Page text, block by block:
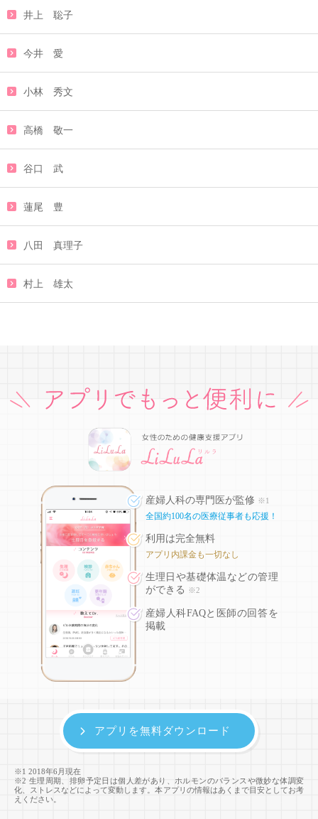
井上 聡子
今井 愛
小林 秀文
高橋 敬一
谷口 武
蓮尾 豊
八田 真理子
村上 雄太
産婦人科の専門医が監修 ※1
全国約100名の医療従事者も応援！
利用は完全無料
アプリ内課金も一切なし
生理日や基礎体温などの管理
ができる
※2
産婦人科FAQと医師の回答を
掲載
※1 2018年6月現在
※2 生理周期、排卵予定日は個人差があり、ホルモンのバランスや微妙な体調変
化、ストレスなどによって変動します。本アプリの情報はあくまで目安としてお考
えください。
アプリを無料ダウンロード